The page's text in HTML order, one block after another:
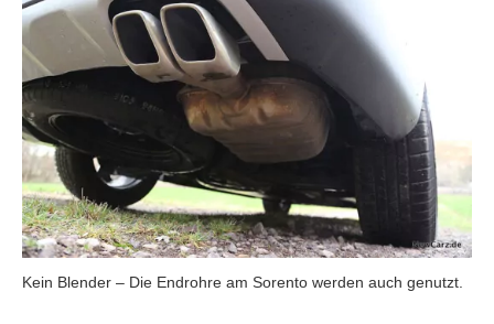
Kein Blender – Die Endrohre am Sorento werden auch genutzt.